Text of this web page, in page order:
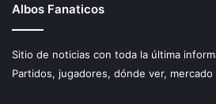
Albos Fanaticos
Sitio de noticias con toda la última
Partidos, jugadores, dónde ver,